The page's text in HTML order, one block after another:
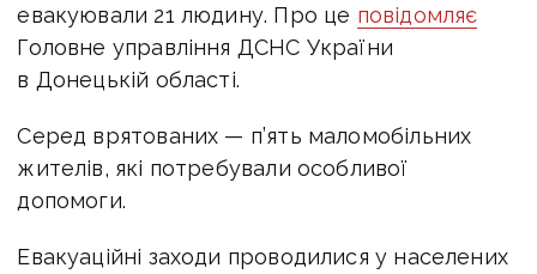
евакуювали 21 людину. Про це повідомляє
Головне управління ДСНС України
в Донецькій області.
Серед врятованих — п’ять маломобільних
жителів, які потребували особливої
допомоги.
Евакуаційні заходи проводилися у населених